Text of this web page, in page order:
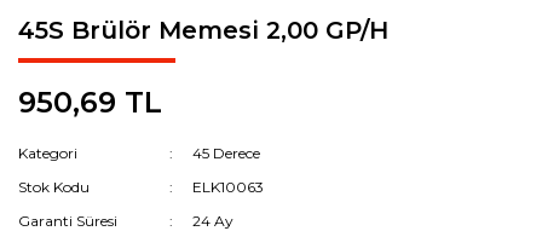
45S Brülör Memesi 2,00 GP/H
950,69 TL
Kategori
45 Derece
Stok Kodu
ELK10063
Garanti Süresi
24 Ay